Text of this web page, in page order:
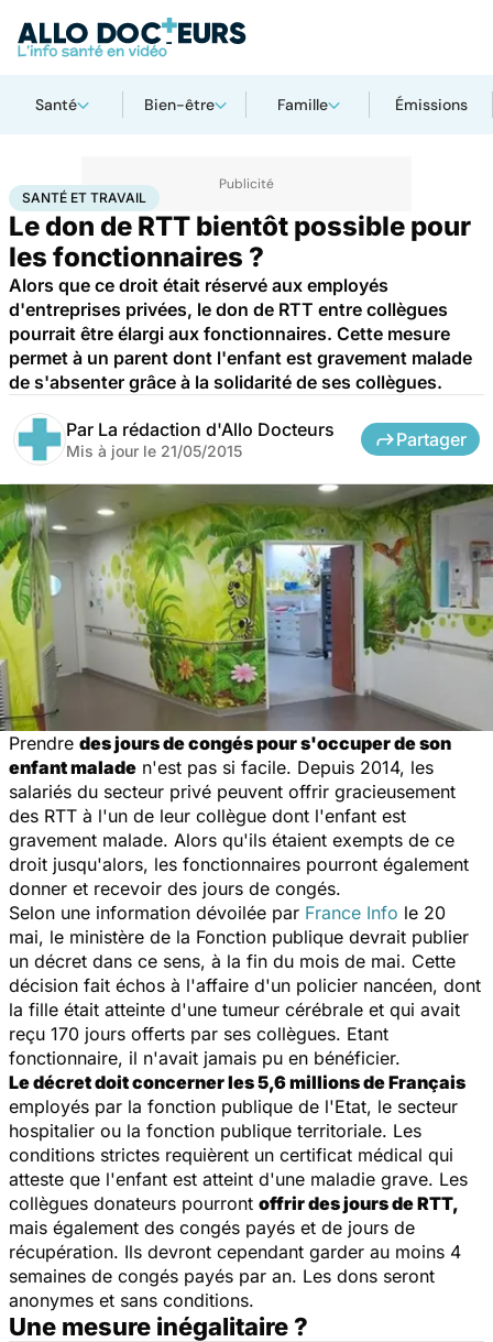
Santé Bien-être Famille Émissions
AccueilFamilleEnfant Santé et travail
SANTÉ ET TRAVAIL
Le don de RTT bientôt possible pour
les fonctionnaires ?
Alors que ce droit était réservé aux employés
d'entreprises privées, le don de RTT entre collègues
pourrait être élargi aux fonctionnaires. Cette mesure
permet à un parent dont l'enfant est gravement malade
de s'absenter grâce à la solidarité de ses collègues.
Par La rédaction d'Allo Docteurs
Mis à jour le 21/05/2015
Partager
Prendre des jours de congés pour s'occuper de son
enfant malade n'est pas si facile. Depuis 2014, les
salariés du secteur privé peuvent offrir gracieusement
des RTT à l'un de leur collègue dont l'enfant est
gravement malade. Alors qu'ils étaient exempts de ce
droit jusqu'alors, les fonctionnaires pourront également
donner et recevoir des jours de congés.
Selon une information dévoilée par France Info le 20
mai, le ministère de la Fonction publique devrait publier
un décret dans ce sens, à la fin du mois de mai. Cette
décision fait échos à l'affaire d'un policier nancéen, dont
la fille était atteinte d'une tumeur cérébrale et qui avait
reçu 170 jours offerts par ses collègues. Etant
fonctionnaire, il n'avait jamais pu en bénéficier.
Le décret doit concerner les 5,6 millions de Français
employés par la fonction publique de l'Etat, le secteur
hospitalier ou la fonction publique territoriale. Les
conditions strictes requièrent un certificat médical qui
atteste que l'enfant est atteint d'une maladie grave. Les
collègues donateurs pourront offrir des jours de RTT,
mais également des congés payés et de jours de
récupération. Ils devront cependant garder au moins 4
semaines de congés payés par an. Les dons seront
anonymes et sans conditions.
Une mesure inégalitaire ?